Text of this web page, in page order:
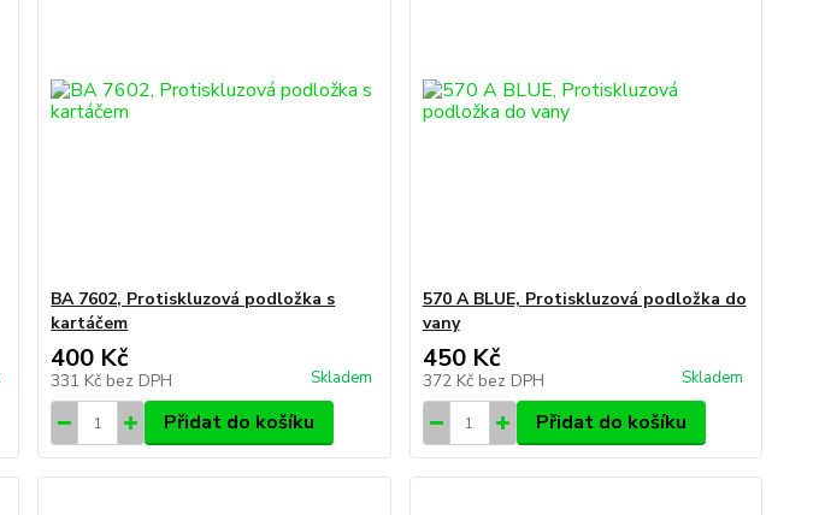
BA 7602, Protiskluzová podložka s
kartáčem
400 Kč
331 Kč bez DPH Skladem
Přidat do košíku
570 A BLUE, Protiskluzová podložka do
vany
450 Kč
372 Kč bez DPH Skladem
Přidat do košíku